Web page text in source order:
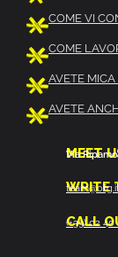
COME VI
COME
AVETE
AVETE
MEET
Via
WRITE
CALL
(+39) 02 40